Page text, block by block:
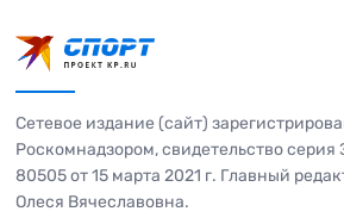
Сетевое издание (сайт)
Роскомнадзором, свидетельство
80505 от 15 марта 2021 г. Главный
Олеся Вячеславовна.